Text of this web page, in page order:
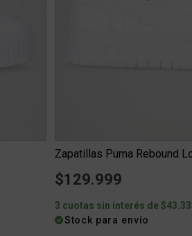
Zapatillas Puma Rebound
$129.999
3 cuotas sin interés de
Stock para envío